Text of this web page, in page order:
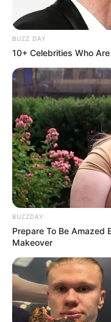
BUZZ DAY
10+ Celebrities Who
BUZZDAY
Prepare To Be Amazed
Makeover